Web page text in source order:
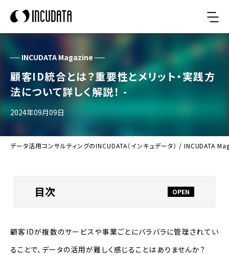
INCUDATA Magazine
顧客ID統合とは？重要性とメリット・実践方
法について詳しく解説！ -
2024年09月09日
データ活用コンサルティングのINCUDATA（インキュデータ） / INCUDATA
目次
顧客IDが複数のサービスや事業ごとにバラバラに管理されてい
ることで、データの活用が難しく感じることはありませんか？